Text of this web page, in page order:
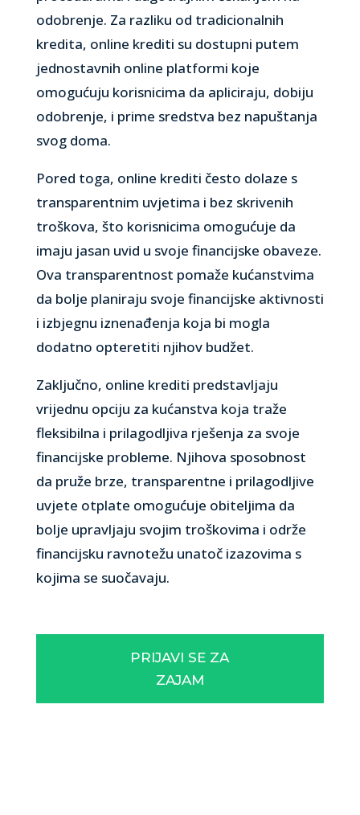
odobrenje. Za razliku od tradicionalnih
kredita, online krediti su dostupni putem
jednostavnih online platformi koje
omogućuju korisnicima da apliciraju, dobiju
odobrenje, i prime sredstva bez napuštanja
svog doma.
Pored toga, online krediti često dolaze s
transparentnim uvjetima i bez skrivenih
troškova, što korisnicima omogućuje da
imaju jasan uvid u svoje financijske obaveze.
Ova transparentnost pomaže kućanstvima
da bolje planiraju svoje financijske aktivnosti
i izbjegnu iznenađenja koja bi mogla
dodatno opteretiti njihov budžet.
Zaključno, online krediti predstavljaju
vrijednu opciju za kućanstva koja traže
fleksibilna i prilagodljiva rješenja za svoje
financijske probleme. Njihova sposobnost
da pruže brze, transparentne i prilagodljive
uvjete otplate omogućuje obiteljima da
bolje upravljaju svojim troškovima i održe
financijsku ravnotežu unatoč izazovima s
kojima se suočavaju.
PRIJAVI SE ZA
ZAJAM